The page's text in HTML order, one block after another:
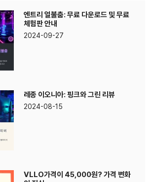
엔트리 얼불춤: 무료 다운로드 및 무료
체험판 안내
2024-09-27
레종 이오니아: 핑크와 그린 리뷰
2024-08-15
VLLO가격이 45,000원? 가격 변화